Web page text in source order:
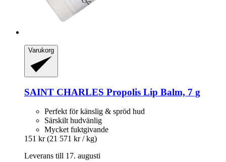
Varukorg
SAINT CHARLES Propolis Lip Balm, 7 g
Perfekt för känslig & spröd hud
Särskilt hudvänlig
Mycket fuktgivande
151 kr (21 571 kr / kg)
Leverans till 17. augusti